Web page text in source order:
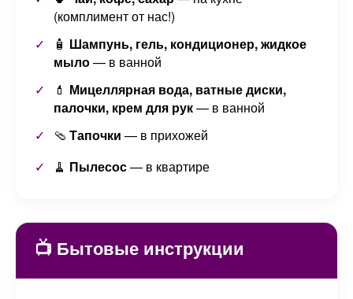
(комплимент от нас!)
🧴 Шампунь, гель, кондиционер, жидкое
мыло— в ванной
💄 Мицеллярная вода, ватные диски,
палочки, крем для рук— в ванной
🩴 Тапочки — в прихожей
🧹 Пылесос— в квартире
📺 Бытовые инструкции